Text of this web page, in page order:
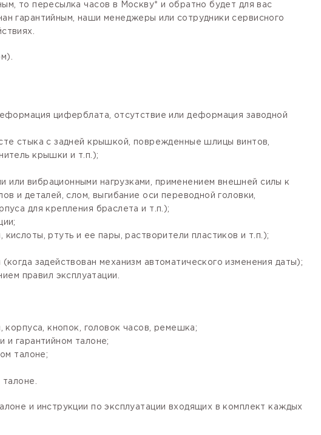
то пересылка часов в Москву* и обратно будет для вас
гарантийным, наши менеджеры или сотрудники сервисного
циферблата, отсутствие или деформация заводной
стыка с задней крышкой, поврежденные шлицы винтов,
крышки и т.п.);
вибрационными нагрузками, применением внешней силы к
и деталей, слом, выгибание оси переводной головки,
для крепления браслета и т.п.);
ртуть и ее пары, растворители пластиков и т.п.);
задействован механизм автоматического изменения даты);
правил эксплуатации.
корпуса, кнопок, головок часов, ремешка;
и гарантийном талоне;
талоне;
и инструкции по эксплуатации входящих в комплект каждых